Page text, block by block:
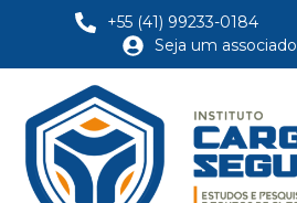
+55 (41) 99233-0184
Seja um associado